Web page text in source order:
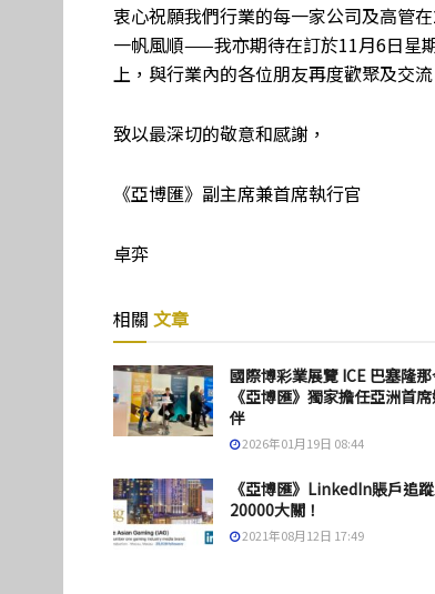
衷心祝願我們行業的每一家公司及高管
一帆風順——我亦期待在訂於11月6日星
上，與行業內的各位朋友再度歡聚及交流
致以最深切的敬意和感謝，
《亞博匯》副主席兼首席執行官
卓弈
相關 文章
國際博彩業展覽 ICE 巴塞隆
《亞博匯》獨家擔任亞洲首
伴
2026年01月19日 08:44
《亞博匯》LinkedIn賬戶追
20000大關！
2021年08月12日 17:49